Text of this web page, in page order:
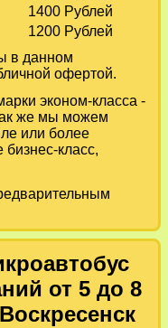
1400 Рублей
1200 Рублей
в данном
офертой.
эконом-класса -
же мы можем
или более
класс,
от 5 до 8